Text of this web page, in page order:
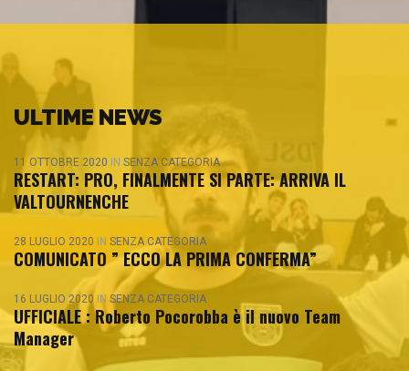
ULTIME NEWS
11 OTTOBRE 2020 IN SENZA CATEGORIA
RESTART: PRO, FINALMENTE SI PARTE: ARRIVA IL
VALTOURNENCHE
28 LUGLIO 2020 IN SENZA CATEGORIA
COMUNICATO ” ECCO LA PRIMA CONFERMA”
16 LUGLIO 2020 IN SENZA CATEGORIA
UFFICIALE : Roberto Pocorobba è il nuovo Team
Manager